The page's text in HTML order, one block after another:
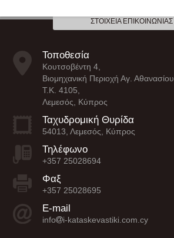
ΣΤΟΙΧΕΊΑ ΕΠΙΚΟΙΝΩΝΊΑΣ
Τοποθεσία
Κουτσοβέντη 4,
Βιομηχανική Περιοχή Αγ. Αθανασίου,
Τ.Κ. 4105,
Λεμεσός, Κύπρος
Ταχυδρομική Θυρίδα
54013, Λεμεσός, Κύπρος
Τηλέφωνο
+357 25028694
Φαξ
+357 25028695
E-mail
info i-kataskevastiki.com.cy